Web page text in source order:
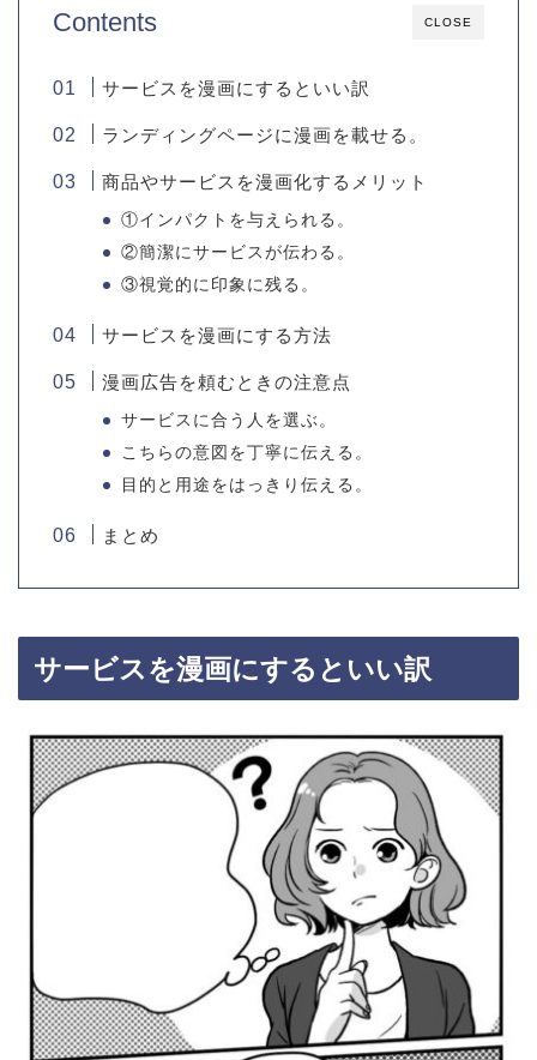
CLOSE
Contents
サービスを漫画にするといい訳
ランディングページに漫画を載せる。
商品やサービスを漫画化するメリット
①インパクトを与えられる。
②簡潔にサービスが伝わる。
③視覚的に印象に残る。
サービスを漫画にする方法
漫画広告を頼むときの注意点
サービスに合う人を選ぶ。
こちらの意図を丁寧に伝える。
目的と用途をはっきり伝える。
まとめ
サービスを漫画にするといい訳